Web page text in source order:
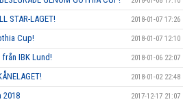
STAR-LAGET! 2018-01-07 17:26
Cup! 2018-01-07 12:10
IBK Lund! 2018-01-06 22:07
2018-01-02 22:48
2018 2017-12-17 21:07